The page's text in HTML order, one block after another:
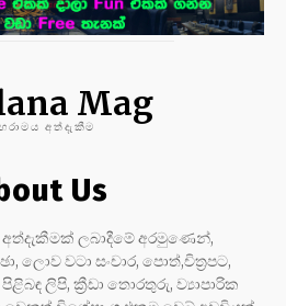
Mag
අත්දැකීම
Us
ලබාදීමේ අරමුණෙන්,
ලොව වටා සංචාර, පොත්,චිත්‍රපට,
ලිපි, ක්‍රීඩා තොරතුරු, ව්‍යාපාරික